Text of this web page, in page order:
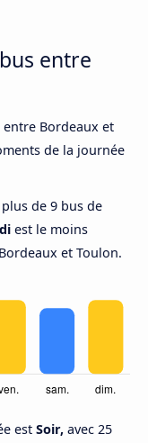
entre
Bordeaux et
de la journée
de 9 bus de
est le moins
et Toulon.
est Soir, avec 25